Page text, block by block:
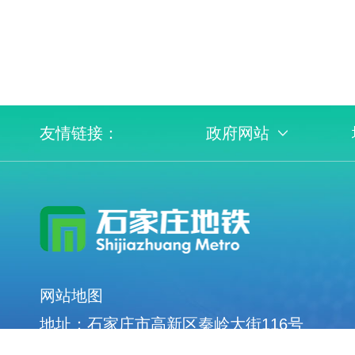
友情链接： 政府网站
网站地图
地址：石家庄市高新区秦岭大街116号